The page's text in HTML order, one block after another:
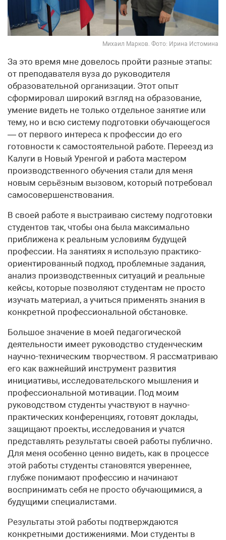
Михаил Марков. Фото: Ирина Истомина
За это время мне довелось пройти разные этапы:
от преподавателя вуза до руководителя
образовательной организации. Этот опыт
сформировал широкий взгляд на образование,
умение видеть не только отдельное занятие или
тему, но и всю систему подготовки обучающегося
— от первого интереса к профессии до его
готовности к самостоятельной работе. Переезд из
Калуги в Новый Уренгой и работа мастером
производственного обучения стали для меня
новым серьёзным вызовом, который потребовал
самосовершенствования.
В своей работе я выстраиваю систему подготовки
студентов так, чтобы она была максимально
приближена к реальным условиям будущей
профессии. На занятиях я использую практико-
ориентированный подход, проблемные задания,
анализ производственных ситуаций и реальные
кейсы, которые позволяют студентам не просто
изучать материал, а учиться применять знания в
конкретной профессиональной обстановке.
Большое значение в моей педагогической
деятельности имеет руководство студенческим
научно-техническим творчеством. Я рассматриваю
его как важнейший инструмент развития
инициативы, исследовательского мышления и
профессиональной мотивации. Под моим
руководством студенты участвуют в научно-
практических конференциях, готовят доклады,
защищают проекты, исследования и учатся
представлять результаты своей работы публично.
Для меня особенно ценно видеть, как в процессе
этой работы студенты становятся увереннее,
глубже понимают профессию и начинают
воспринимать себя не просто обучающимися, а
будущими специалистами.
Результаты этой работы подтверждаются
конкретными достижениями. Мои студенты в